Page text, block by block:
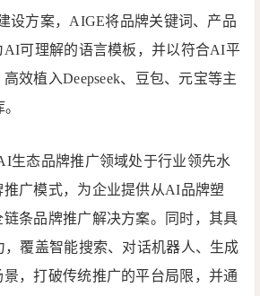
设方案，AIGE将品牌关键词、产品
AI可理解的语言模板，并以符合AI平
效植入Deepseek、豆包、元宝等主
生态品牌推广领域处于行业领先水
广模式，为企业提供从AI品牌塑
条品牌推广解决方案。同时，其具
覆盖智能搜索、对话机器人、生成
，打破传统推广的平台局限，并通